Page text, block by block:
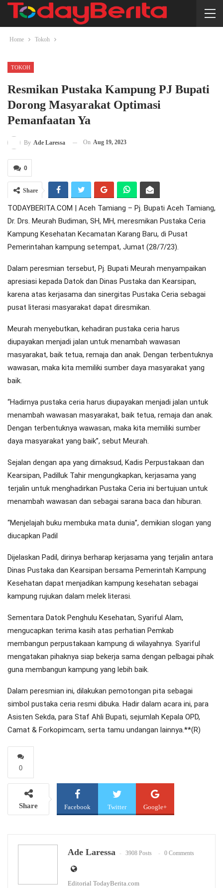
Home Tokoh
TOKOH
Resmikan Pustaka Kampung PJ Bupati
Dorong Masyarakat Optimasi
Pemanfaatan Ya
By Ade Laressa On Aug 19, 2023
0
Share
TODAYBERITA.COM | Aceh Tamiang – Pj. Bupati Aceh Tamiang,
Dr. Drs. Meurah Budiman, SH, MH, meresmikan Pustaka Ceria
Kampung Kesehatan Kecamatan Karang Baru, di Pusat
Pemerintahan kampung setempat, Jumat (28/7/23).
Dalam peresmian tersebut, Pj. Bupati Meurah menyampaikan
apresiasi kepada Datok dan Dinas Pustaka dan Kearsipan,
karena atas kerjasama dan sinergitas Pustaka Ceria sebagai
pusat literasi masyarakat dapat diresmikan.
Meurah menyebutkan, kehadiran pustaka ceria harus
diupayakan menjadi jalan untuk menambah wawasan
masyarakat, baik tetua, remaja dan anak. Dengan terbentuknya
wawasan, maka kita memiliki sumber daya masyarakat yang
baik.
“Hadirnya pustaka ceria harus diupayakan menjadi jalan untuk
menambah wawasan masyarakat, baik tetua, remaja dan anak.
Dengan terbentuknya wawasan, maka kita memiliki sumber
daya masyarakat yang baik”, sebut Meurah.
Sejalan dengan apa yang dimaksud, Kadis Perpustakaan dan
Kearsipan, Padilluk Tahir mengungkapkan, kerjasama yang
terjalin untuk menghadirkan Pustaka Ceria ini bertujuan untuk
menambah wawasan dan sebagai sarana baca dan hiburan.
“Menjelajah buku membuka mata dunia”, demikian slogan yang
diucapkan Padil
Dijelaskan Padil, dirinya berharap kerjasama yang terjalin antara
Dinas Pustaka dan Kearsipan bersama Pemerintah Kampung
Kesehatan dapat menjadikan kampung kesehatan sebagai
kampung rujukan dalam melek literasi.
Sementara Datok Penghulu Kesehatan, Syariful Alam,
mengucapkan terima kasih atas perhatian Pemkab
membangun perpustakaan kampung di wilayahnya. Syariful
mengatakan pihaknya siap bekerja sama dengan pelbagai pihak
guna membangun kampung yang lebih baik.
Dalam peresmian ini, dilakukan pemotongan pita sebagai
simbol pustaka ceria resmi dibuka. Hadir dalam acara ini, para
Asisten Sekda, para Staf Ahli Bupati, sejumlah Kepala OPD,
Camat & Forkopimcam, serta tamu undangan lainnya.**(R)
0
Share Facebook Twitter Google+
Ade Laressa 3908 Posts 0 Comments
Editorial TodayBerita.com